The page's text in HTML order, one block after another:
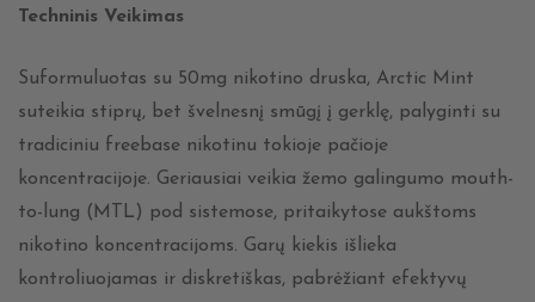
Techninis Veikimas
Suformuluotas su 50mg nikotino druska, Arctic Mint
suteikia stiprų, bet švelnesnį smūgį į gerklę, palyginti su
tradiciniu freebase nikotinu tokioje pačioje
koncentracijoje. Geriausiai veikia žemo galingumo mouth-
to-lung (MTL) pod sistemose, pritaikytose aukštoms
nikotino koncentracijoms. Garų kiekis išlieka
kontroliuojamas ir diskretiškas, pabrėžiant efektyvų